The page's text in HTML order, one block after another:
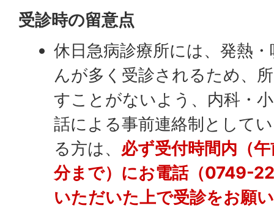
受診時の留意点
休日急病診療所には、発熱
んが多く受診されるため、
すことがないよう、内科・
話による事前連絡制として
る方は、 必ず受付時間内（
分まで）にお電話（0749-
いただいた上で受診をお願